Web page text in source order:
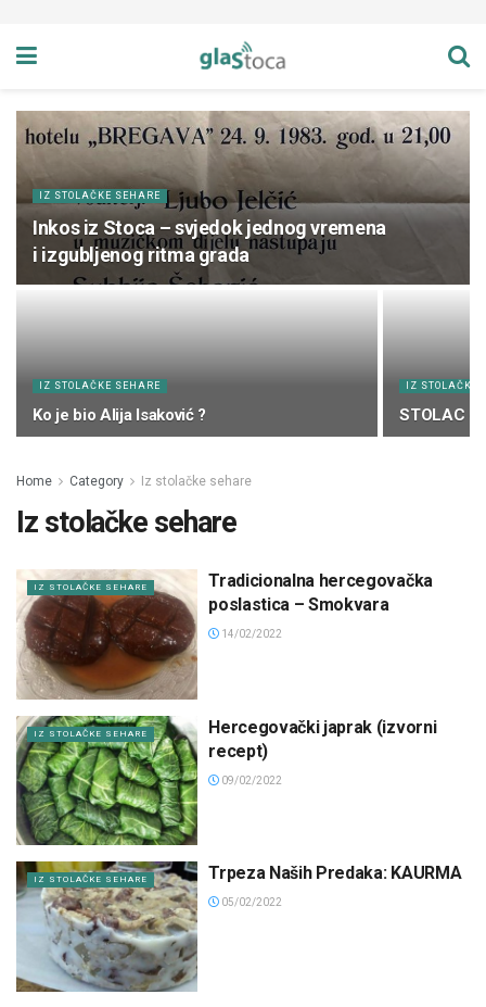
IZ STOLAČKE SEHARE
Inkos iz Stoca – svjedok jednog vremena
i izgubljenog ritma grada
IZ STOLAČKE SEHARE
Ko je bio Alija Isaković ?
IZ STOLAČKE
STOLAC –
Home Category Iz stolačke sehare
Iz stolačke sehare
IZ STOLAČKE SEHARE
Tradicionalna hercegovačka
poslastica – Smokvara
14/02/2022
IZ STOLAČKE SEHARE
Hercegovački japrak (izvorni
recept)
09/02/2022
IZ STOLAČKE SEHARE Trpeza Naših Predaka: KAURMA
05/02/2022